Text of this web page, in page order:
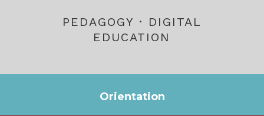
PEDAGOGY · DIGITAL
EDUCATION
Orientation